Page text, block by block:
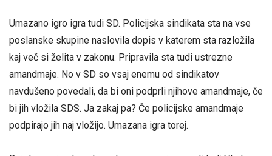
Umazano igro igra tudi SD. Policijska sindikata sta na vse
poslanske skupine naslovila dopis v katerem sta razložila
kaj več si želita v zakonu. Pripravila sta tudi ustrezne
amandmaje. No v SD so vsaj enemu od sindikatov
navdušeno povedali, da bi oni podprli njihove amandmaje, če
bi jih vložila SDS. Ja zakaj pa? Če policijske amandmaje
podpirajo jih naj vložijo. Umazana igra torej.